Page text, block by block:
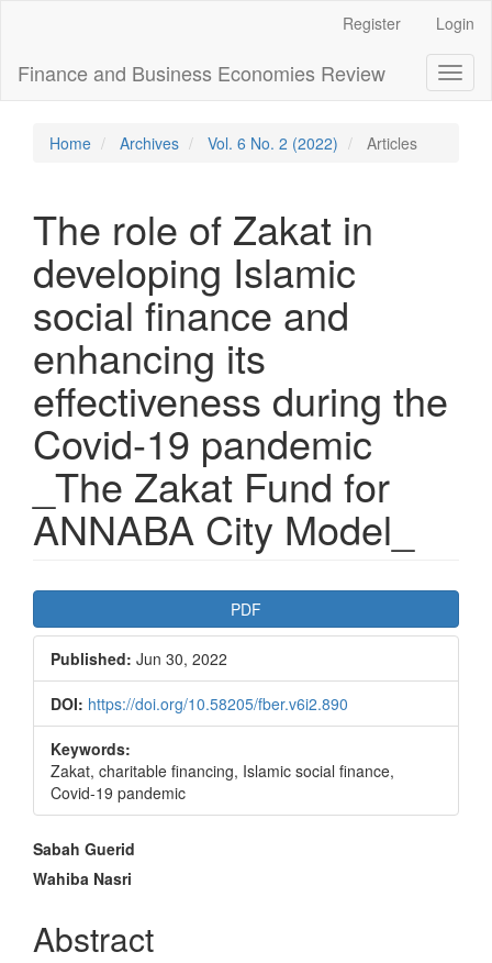
Content
Sidebar
Register Login
Finance and Business Economies Review
Home Archives Vol. 6 No. 2 (2022) Articles
The role of Zakat in
developing Islamic
social finance and
enhancing its
effectiveness during the
Covid-19 pandemic
_The Zakat Fund for
ANNABA City Model_
Article
Sidebar
PDF
Published: Jun 30, 2022
DOI: https://doi.org/10.58205/fber.v6i2.890
Keywords:
Zakat, charitable financing, Islamic social finance,
Covid-19 pandemic
Main
Article
Content
Sabah Guerid
Wahiba Nasri
Abstract